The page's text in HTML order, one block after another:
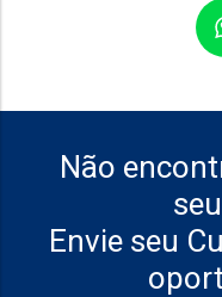
Não
Envie seu